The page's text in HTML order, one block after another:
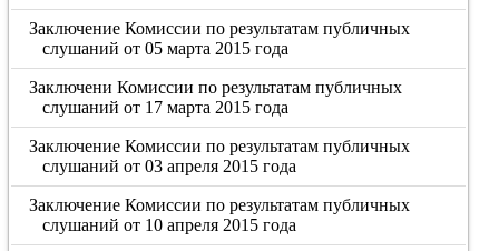
Заключение Комиссии по результатам публичных
слушаний от 05 марта 2015 года
Заключени Комиссии по результатам публичных
слушаний от 17 марта 2015 года
Заключение Комиссии по результатам публичных
слушаний от 03 апреля 2015 года
Заключение Комиссии по результатам публичных
слушаний от 10 апреля 2015 года